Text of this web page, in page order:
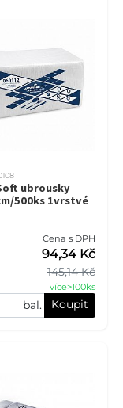
ubrousky
500ks 1vrstvé
Cena s DPH
145,14 Kč
94,34 Kč
více>100ks
bal. Koupit